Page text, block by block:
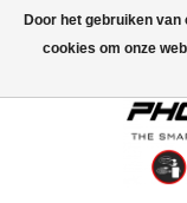
Door het gebruiken
cookies om onze